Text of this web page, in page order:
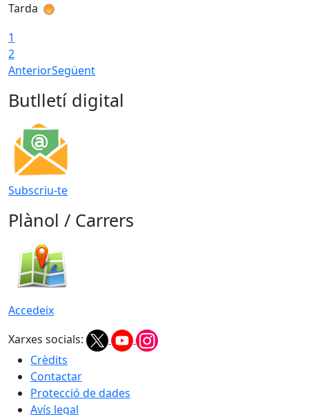
Tarda
1
2
AnteriorSegüent
Butlletí digital
Subscriu-te
Plànol / Carrers
Accedeix
Xarxes socials:
Crèdits
Contactar
Protecció de dades
Avís legal